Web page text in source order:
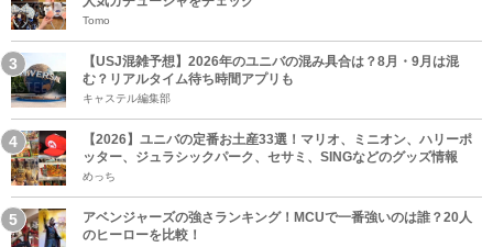
Tomo
【USJ混雑予想】2026年のユニバの混み具合は？8月・9月は混
む？リアルタイム待ち時間アプリも
キャステル編集部
【2026】ユニバの定番お土産33選！マリオ、ミニオン、ハリーポ
ッター、ジュラシックパーク、セサミ、SINGなどのグッズ情報
めっち
アベンジャーズの強さランキング！MCUで一番強いのは誰？20人
のヒーローを比較！